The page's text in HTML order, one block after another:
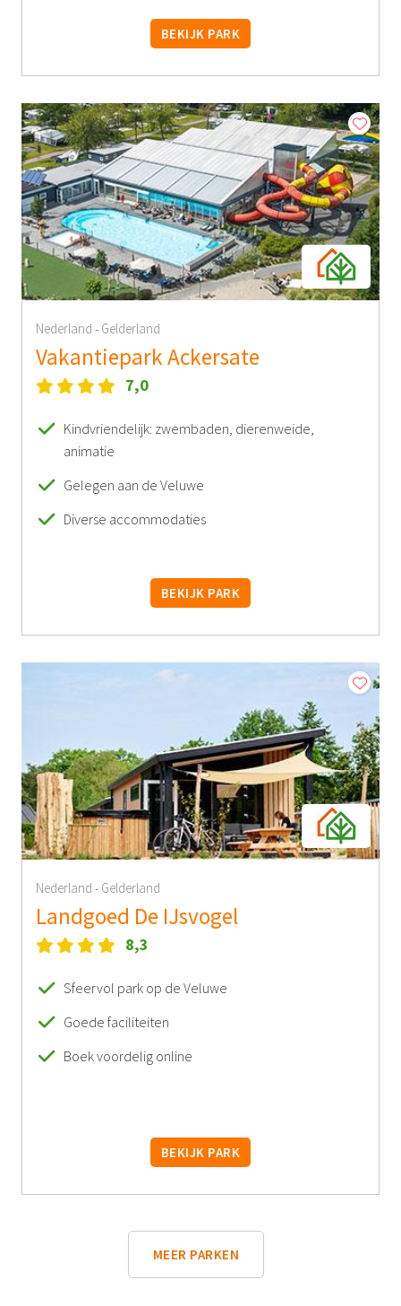
BEKIJK PARK
Nederland - Gelderland
Vakantiepark Ackersate
7,0
Kindvriendelijk: zwembaden, dierenweide,
animatie
Gelegen aan de Veluwe
Diverse accommodaties
BEKIJK PARK
Nederland - Gelderland
Landgoed De IJsvogel
8,3
Sfeervol park op de Veluwe
Goede faciliteiten
Boek voordelig online
BEKIJK PARK
MEER PARKEN